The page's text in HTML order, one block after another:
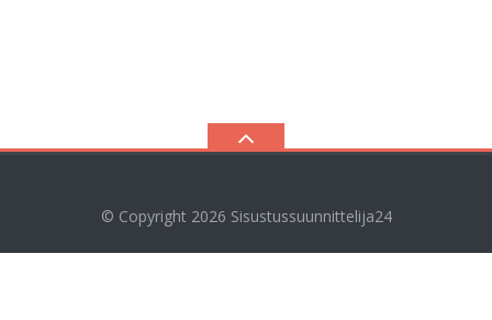
© Copyright 2026 Sisustussuunnittelija24